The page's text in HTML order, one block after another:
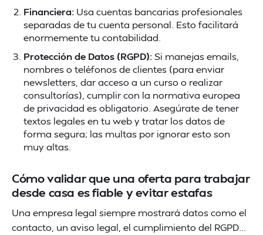
Financiera: Usa cuentas bancarias profesionales
separadas de tu cuenta personal. Esto facilitará
enormemente tu contabilidad.
Protección de Datos (RGPD):Si manejas emails,
nombres o teléfonos de clientes (para enviar
newsletters, dar acceso a un curso o realizar
consultorías), cumplir con la normativa europea
de privacidad es obligatorio. Asegúrate de tener
textos legales en tu web y tratar los datos de
forma segura; las multas por ignorar esto son
muy altas.
Cómo validar que una oferta para trabajar
desde casa es fiable y evitar estafas
Una empresa legal siempre mostrará datos como el
contacto, un aviso legal, el cumplimiento del RGPD...